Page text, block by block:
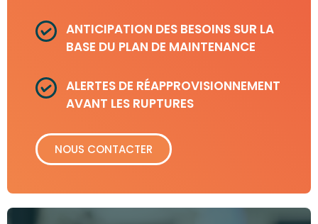
ANTICIPATION DES BESOINS SUR LA
BASE DU PLAN DE MAINTENANCE
ALERTES DE RÉAPPROVISIONNEMENT
AVANT LES RUPTURES
NOUS CONTACTER